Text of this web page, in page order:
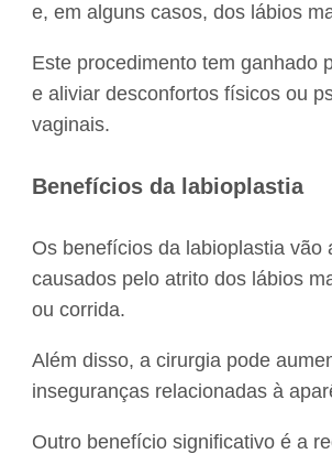
e, em alguns casos, dos lábios
Este procedimento tem ganhado
e aliviar desconfortos físicos ou
vaginais.
Benefícios da labioplastia
Os benefícios da labioplastia
causados pelo atrito dos lábios
ou corrida.
Além disso, a cirurgia pode
inseguranças relacionadas à
Outro benefício significativo é a